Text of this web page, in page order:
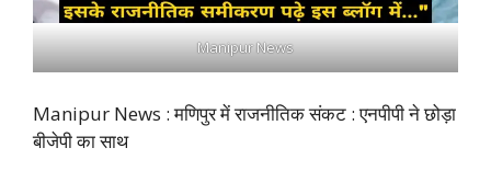
Manipur News
Manipur News : मणिपुर में राजनीतिक संकट : एनपीपी ने छोड़ा
बीजेपी का साथ